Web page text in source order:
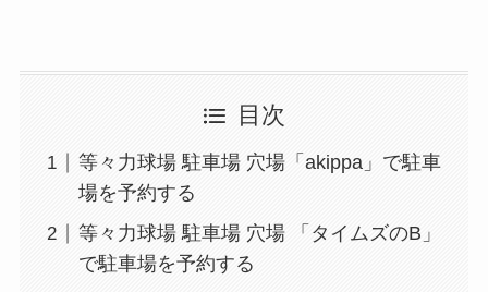
目次
等々力球場 駐車場 穴場「akippa」で駐車
場を予約する
等々力球場 駐車場 穴場 「タイムズのB」
で駐車場を予約する